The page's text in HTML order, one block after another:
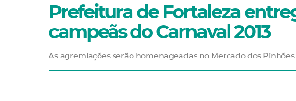
Prefeitura de Fortaleza
campeãs do Carnaval 2013
As agremiações serão homenageadas no Mercado dos